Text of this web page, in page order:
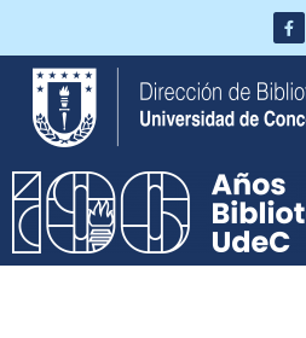
Saltar
contenido